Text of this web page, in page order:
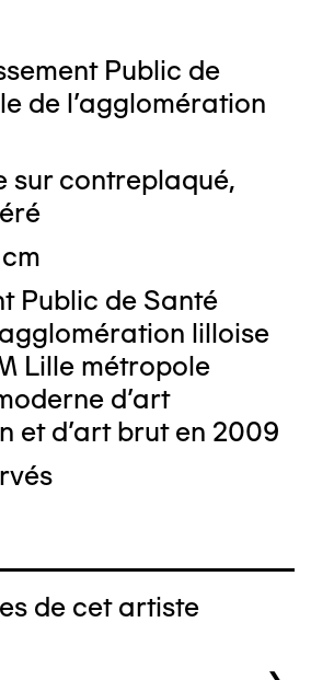
Public de
de l'agglomération
sur contreplaqué,
Public de Santé
lilloise
Lille métropole
d’art
et d’art brut en 2009
de cet artiste